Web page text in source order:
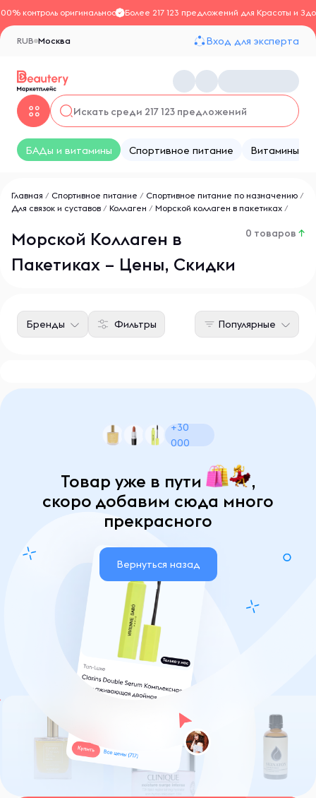
контроль оригинальностиБолее 217 123 предложений для Красоты и
Москва
RUB Вход для эксперта
БАДы и витамины Спортивное питание Витамины
Главная / Спортивное питание / Спортивное питание по назначению /
Для связок и суставов / Коллаген / Морской коллаген в пакетиках /
Морской Коллаген в
Пакетиках – Цены, Скидки
0 товаров ↑
Фильтры
Бренды Популярные
+30
000
Товар уже в пути
,
скоро добавим сюда много
прекрасного
Вернуться назад